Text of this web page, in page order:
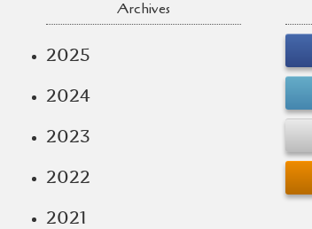
Archives
2025
2024
2023
2022
2021